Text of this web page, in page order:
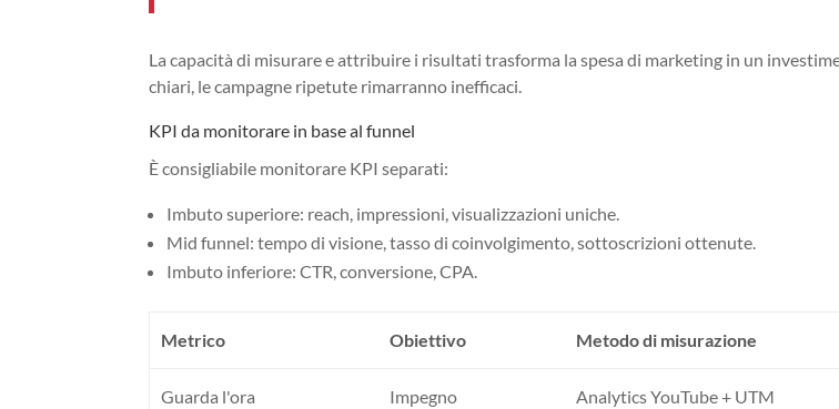
La capacità di misurare e attribuire i risultati trasforma la spesa di marketing in un
chiari, le campagne ripetute rimarranno inefficaci.
KPI da monitorare in base al funnel
È consigliabile monitorare KPI separati:
Imbuto superiore: reach, impressioni, visualizzazioni uniche.
Mid funnel: tempo di visione, tasso di coinvolgimento, sottoscrizioni ottenute.
Imbuto inferiore: CTR, conversione, CPA.
Metrico Obiettivo Metodo di misurazione
Guarda l'ora Impegno Analytics YouTube + UTM